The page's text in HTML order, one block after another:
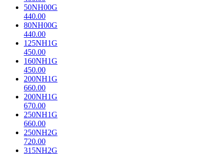
50NH00G
440.00
80NH00G
440.00
125NH1G
450.00
160NH1G
450.00
200NH1G
660.00
200NH1G
670.00
250NH1G
660.00
250NH2G
720.00
315NH2G